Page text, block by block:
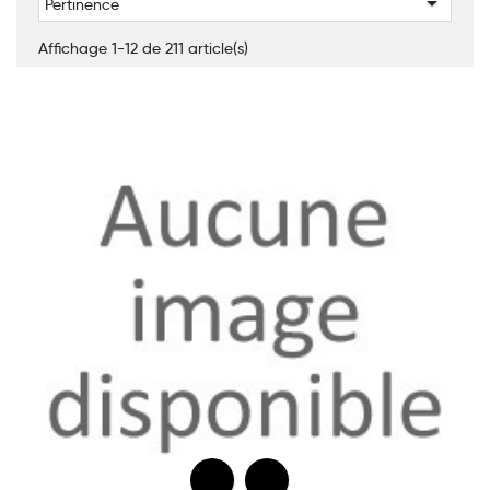
Pertinence
Affichage 1-12 de 211 article(s)